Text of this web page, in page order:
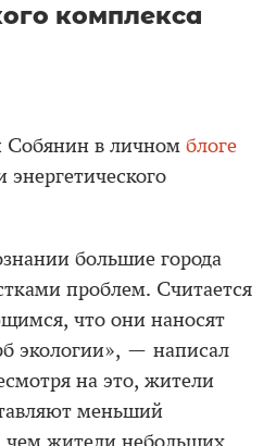
комплекса
в личном блоге
энергетического
большие города
проблем. Считается
что они наносят
экологии», — написал
на это, жители
меньший